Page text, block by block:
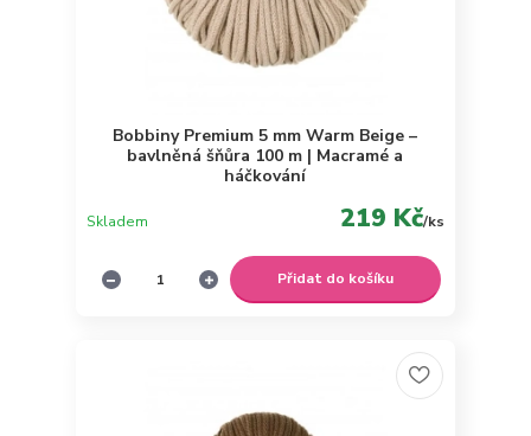
Bobbiny Premium 5 mm Warm Beige –
bavlněná šňůra 100 m | Macramé a
háčkování
219 Kč/ks
Skladem
Přidat do košíku